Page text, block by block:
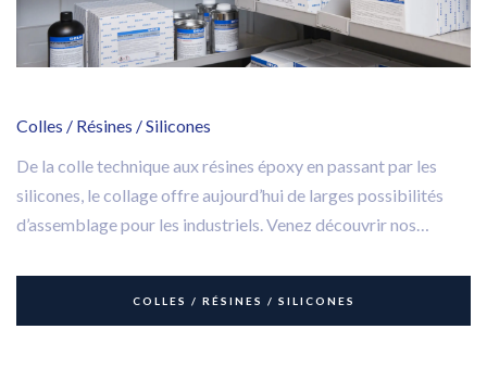
Colles / Résines / Silicones
De la colle technique aux résines époxy en passant par les
silicones, le collage offre aujourd’hui de larges possibilités
d’assemblage pour les industriels. Venez découvrir nos
COLLES / RÉSINES / SILICONES